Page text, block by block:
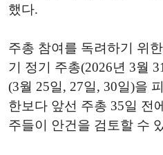
했다.
주총 참여를 독려하기 위
기 정기 주총(2026년 3월
(3월 25일, 27일, 30일)을
한보다 앞선 주총 35일 전
주들이 안건을 검토할 수